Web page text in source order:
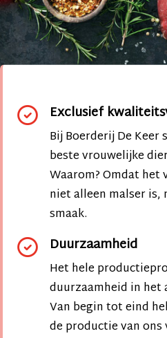
Exclusief
Bij Boerderij De Keer
beste vrouwelijke
Waarom? Omdat het
niet alleen malser is,
smaak.
Duurzaamheid
Het hele
duurzaamheid in het
Van begin tot eind
de productie van ons